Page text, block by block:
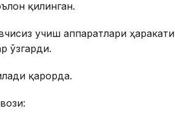
қилинган.
учиш аппаратлари ҳаракати
ўзгарди.
қарорда.